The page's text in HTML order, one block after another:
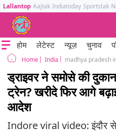
Lallantop Aajtak Indiatoday Sportstak
होम लेटेस्ट न्यूज़ चुनाव
Home India
ड्राइवर ने समोसे की
ट्रेन? खरीदे फिर आगे
आदेश
Indore viral video: इंदौर